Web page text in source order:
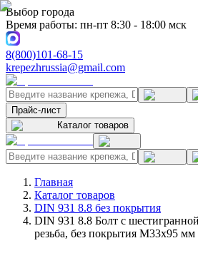
Выбор города
Время работы: пн-пт 8:30 - 18:00 мск
8(800)101-68-15
krepezhrussia@gmail.com
Прайс-лист
Каталог товаров
Главная
Каталог товаров
DIN 931 8.8 без покрытия
DIN 931 8.8 Болт с
резьба, без покрытия M33x95 мм